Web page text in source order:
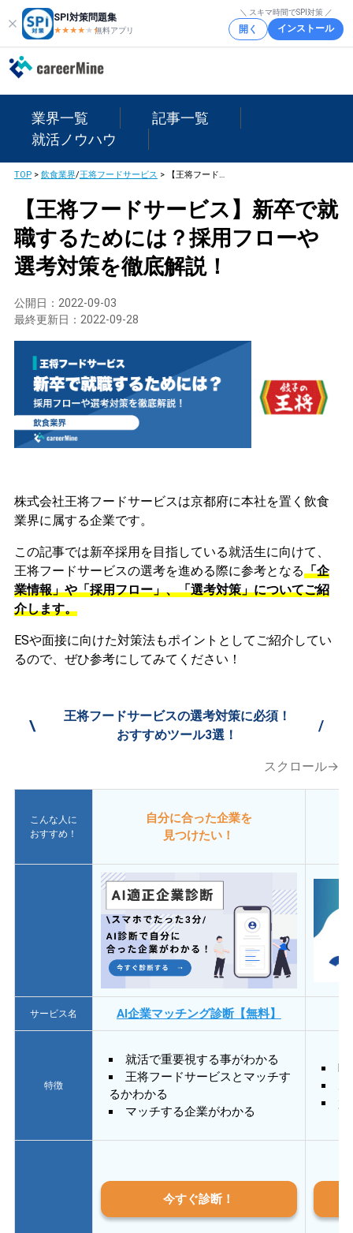
SPI対策問題集
★★★★ ★★
無料アプリ
＼ スキマ時間でSPI対策 ／
開く インストール
業界一覧
記事一覧
就活ノウハウ
TOP> 飲食業界/王将フードサービス > 【王将フードサービス】新卒で就職するためには？採用フローや選考対策を徹底解説！
【王将フードサービス】新卒で就
職するためには？採用フローや
選考対策を徹底解説！
公開日： 2022-09-03
最終更新日： 2022-09-28
株式会社王将フードサービスは京都府に本社を置く飲食
業界に属する企業です。
この記事では新卒採用を目指している就活生に向けて、
王将フードサービスの選考を進める際に参考となる「企
業情報」や「採用フロー」、「選考対策」についてご紹
介します。
ESや面接に向けた対策法もポイントとしてご紹介してい
るので、ぜひ参考にしてみてください！
\
王将フードサービスの選考対策に必須！
おすすめツール3選！
/
スクロール→
こんな人に
おすすめ！
自分に合った企業を
見つけたい！
サービス名 AI企業マッチング診断【無料】
特徴
就活で重要視する事がわかる
王将フードサービスとマッチす
るかわかる
マッチする企業がわかる
質
今すぐ診断！